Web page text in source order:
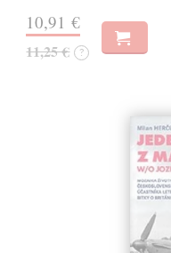
10,91 €
11,25 € ?